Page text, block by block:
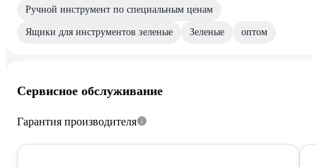
Ручной инструмент по специальным ценам
Ящики для инструментов зеленые Зеленые оптом
Сервисное обслуживание
Гарантия производителя